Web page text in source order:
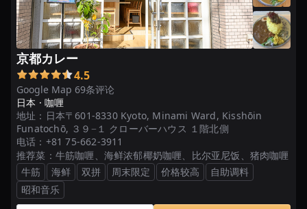
京都カレー
Google Map 69条评论
4.5
日本 · 咖喱
地址： 日本〒601-8330 Kyoto, Minami Ward, Kisshōin
Funatochō, ３９−１ クローバーハウス １階北側
电话： +81 75-662-3911
推荐菜： 牛筋咖喱、海鲜浓郁椰奶咖喱、比尔亚尼饭、猪肉咖喱
牛筋
海鲜 双拼 周末限定 价格较高
自助调料
昭和音乐